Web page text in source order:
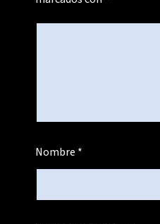
Nombre *